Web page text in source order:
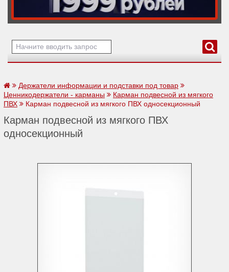
Держатели информации и подставки под товар
Ценникодержатели - карманы
Карман подвесной из мягкого
ПВХ
Карман подвесной из мягкого ПВХ односекционный
Карман подвесной из мягкого ПВХ
односекционный